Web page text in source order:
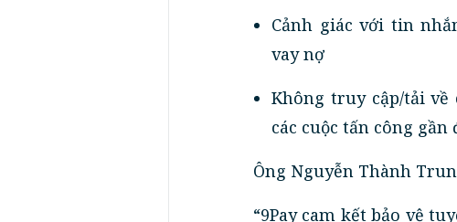
Cảnh giác với tin
vay nợ
Không truy cập/tải
các cuộc tấn công gần
Ông Nguyễn Thành
“9Pay cam kết bảo vệ